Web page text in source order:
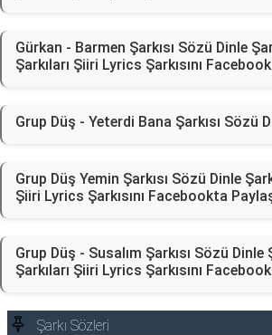
Gürkan - Barmen Şarkısı Sözü Dinle
Şarkıları Şiiri Lyrics Şarkısını
Grup Düş - Yeterdi Bana Şarkısı Sözü
Grup Düş Yemin Şarkısı Sözü Dinle
Şiiri Lyrics Şarkısını Facebookta
Grup Düş - Susalım Şarkısı Sözü Dinle
Şarkıları Şiiri Lyrics Şarkısını
Şarkı Sözleri